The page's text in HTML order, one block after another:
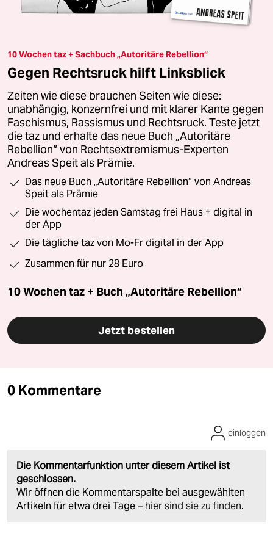
10 Wochen taz + Sachbuch „Autoritäre Rebellion“
Gegen Rechtsruck hilft Linksblick
Zeiten wie diese brauchen Seiten wie diese:
unabhängig, konzernfrei und mit klarer Kante gegen
Faschismus, Rassismus und Rechtsruck. Teste jetzt
die taz und erhalte das neue Buch „Autoritäre
Rebellion“ von Rechtsextremismus-Experten
Andreas Speit als Prämie.
Das neue Buch „Autoritäre Rebellion“ von Andreas
Speit als Prämie
Die wochentaz jeden Samstag frei Haus + digital in
der App
Die tägliche taz von Mo-Fr digital in der App
Zusammen für nur 28 Euro
10 Wochen taz + Buch „Autoritäre Rebellion“
Jetzt bestellen
0 Kommentare
Die Kommentarfunktion unter diesem Artikel ist
geschlossen.
Wir öffnen die Kommentarspalte bei ausgewählten
Artikeln für etwa drei Tage – hier sind sie zu finden.
einloggen